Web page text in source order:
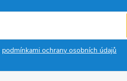
podmínkami ochrany osobních údajů